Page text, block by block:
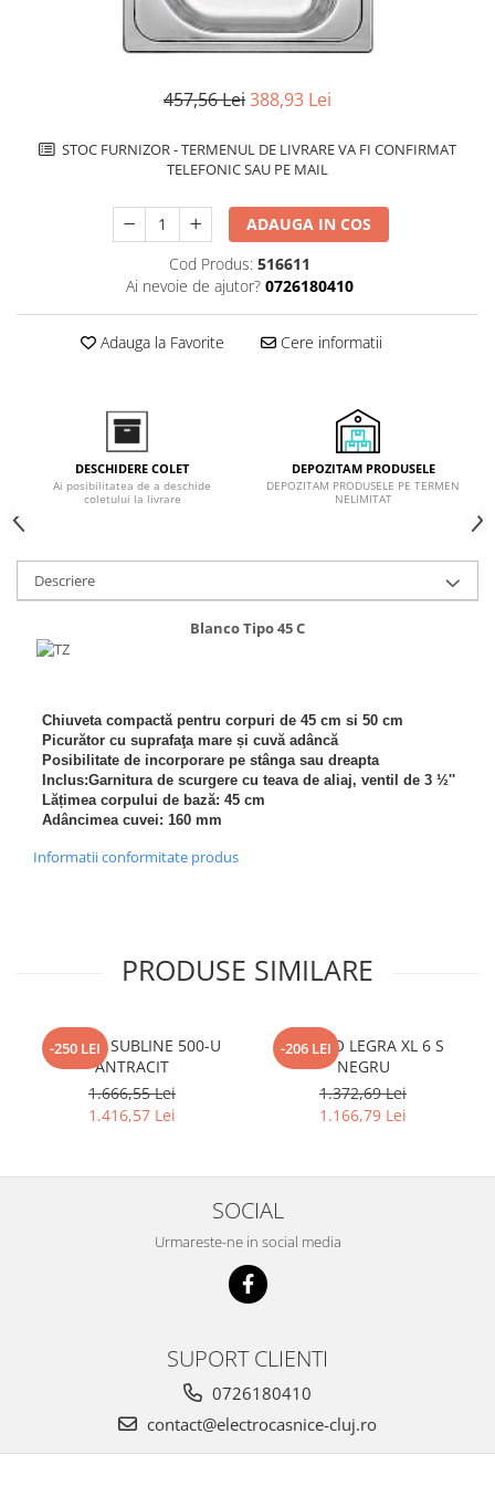
Cuptoare cu microunde
Hote cu montare in blat
Hote rustice
Integrate in tavan
Masini de spalat vase
Partial incorporabile
Domino( seturi modulare)
Inductie
Plite cu hota integrata
Masini de spalat rufe cu uscator
Masini de spalat rufe slim
Vitrine frigorifice si minibaruri
Pachete chiuvete si baterii
457,56 Lei388,93 Lei
STOC FURNIZOR - TERMENUL DE LIVRARE VA FI CONFIRMAT
TELEFONIC SAU PE MAIL
ADAUGA IN COS
Cod Produs: 516611
Ai nevoie de ajutor? 0726180410
Adauga la Favorite Cere informatii
DESCHIDERE COLET
Ai posibilitatea de a deschide
coletului la livrare
DEPOZITAM PRODUSELE
DEPOZITAM PRODUSELE PE TERMEN
NELIMITAT
Descriere
Blanco Tipo 45 C
Chiuveta compactă pentru corpuri de 45 cm si 50 cm
Picurător cu suprafaţa mare și cuvă adâncă
Posibilitate de incorporare pe stânga sau dreapta
Inclus:Garnitura de scurgere cu teava de aliaj, ventil de 3 ½''
Lățimea corpului de bază: 45 cm
Adâncimea cuvei: 160 mm
Informatii conformitate produs
PRODUSE SIMILARE
-250 LEI
BLANCO SUBLINE 500-U
ANTRACIT
1.666,55 Lei
1.416,57 Lei
-206 LEI
BLANCO LEGRA XL 6 S
NEGRU
1.372,69 Lei
1.166,79 Lei
SOCIAL
Urmareste-ne in social media
SUPORT CLIENTI
0726180410
contact@electrocasnice-cluj.ro